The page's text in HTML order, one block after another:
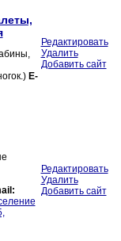
E-
Редактировать
Удалить
Добавить сайт
Редактировать
Удалить
Добавить сайт